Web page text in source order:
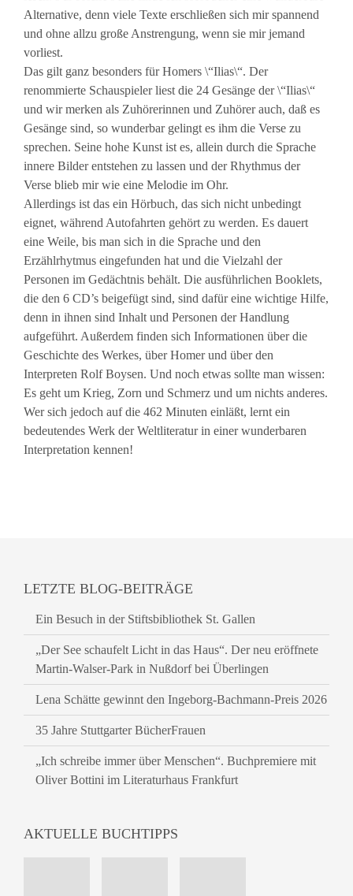
Alternative, denn viele Texte erschließen sich mir spannend
und ohne allzu große Anstrengung, wenn sie mir jemand
vorliest.
Das gilt ganz besonders für Homers \“Ilias\“. Der
renommierte Schauspieler liest die 24 Gesänge der \“Ilias\“
und wir merken als Zuhörerinnen und Zuhörer auch, daß es
Gesänge sind, so wunderbar gelingt es ihm die Verse zu
sprechen. Seine hohe Kunst ist es, allein durch die Sprache
innere Bilder entstehen zu lassen und der Rhythmus der
Verse blieb mir wie eine Melodie im Ohr.
Allerdings ist das ein Hörbuch, das sich nicht unbedingt
eignet, während Autofahrten gehört zu werden. Es dauert
eine Weile, bis man sich in die Sprache und den
Erzählrhytmus eingefunden hat und die Vielzahl der
Personen im Gedächtnis behält. Die ausführlichen Booklets,
die den 6 CD’s beigefügt sind, sind dafür eine wichtige Hilfe,
denn in ihnen sind Inhalt und Personen der Handlung
aufgeführt. Außerdem finden sich Informationen über die
Geschichte des Werkes, über Homer und über den
Interpreten Rolf Boysen. Und noch etwas sollte man wissen:
Es geht um Krieg, Zorn und Schmerz und um nichts anderes.
Wer sich jedoch auf die 462 Minuten einläßt, lernt ein
bedeutendes Werk der Weltliteratur in einer wunderbaren
Interpretation kennen!
LETZTE BLOG-BEITRÄGE
Ein Besuch in der Stiftsbibliothek St. Gallen
„Der See schaufelt Licht in das Haus“. Der neu eröffnete
Martin-Walser-Park in Nußdorf bei Überlingen
Lena Schätte gewinnt den Ingeborg-Bachmann-Preis 2026
35 Jahre Stuttgarter BücherFrauen
„Ich schreibe immer über Menschen“. Buchpremiere mit
Oliver Bottini im Literaturhaus Frankfurt
AKTUELLE BUCHTIPPS